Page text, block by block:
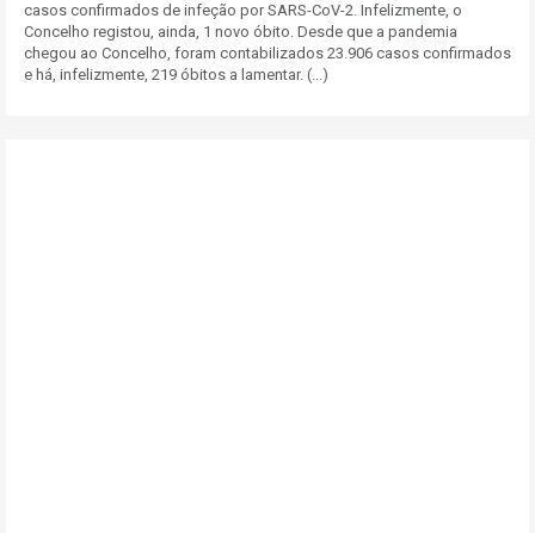
casos confirmados de infeção por SARS-CoV-2. Infelizmente, o
Concelho registou, ainda, 1 novo óbito. Desde que a pandemia
chegou ao Concelho, foram contabilizados 23.906 casos confirmados
e há, infelizmente, 219 óbitos a lamentar. (...)